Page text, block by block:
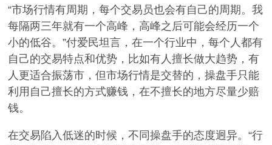
“市场行情有周期，每个交易员也会有自己的周期。我
每隔两三年就有一个高峰，高峰之后可能会经历一个
小的低谷。”付爱民坦言，在一个行业中，每个人都有
自己的交易特点和优势，比如有人擅长做大趋势，有
人更适合振荡市，但市场行情是交替的，操盘手只能
利用自己擅长的方式赚钱，在不擅长的地方尽量少赔
钱。
在交易陷入低迷的时候，不同操盘手的态度迥异。“行